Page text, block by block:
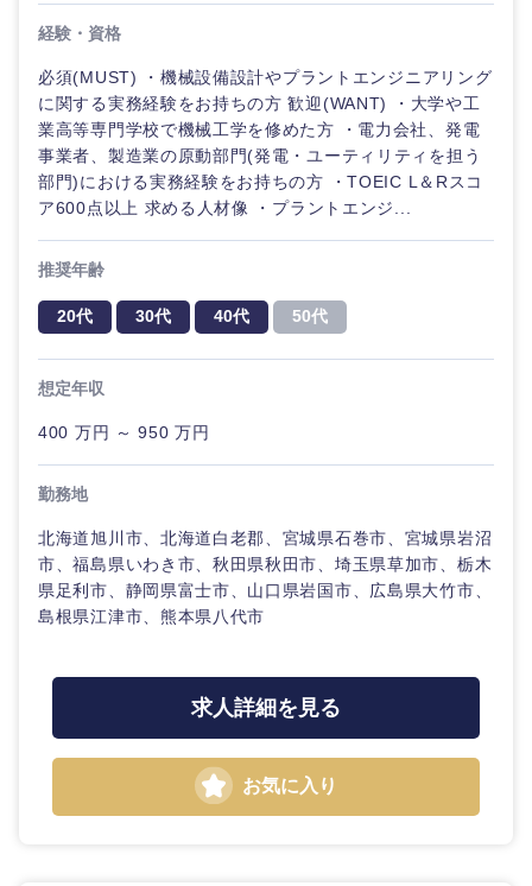
経験・資格
必須(MUST) ・機械設備設計やプラントエンジニアリング
に関する実務経験をお持ちの方 歓迎(WANT) ・大学や工
業高等専門学校で機械工学を修めた方 ・電力会社、発電
事業者、製造業の原動部門(発電・ユーティリティを担う
部門)における実務経験をお持ちの方 ・TOEIC L＆Rスコ
ア600点以上 求める人材像 ・プラントエンジ...
推奨年齢
20代 30代 40代 50代
想定年収
400 万円 ～ 950 万円
勤務地
北海道旭川市、北海道白老郡、宮城県石巻市、宮城県岩沼
市、福島県いわき市、秋田県秋田市、埼玉県草加市、栃木
県足利市、静岡県富士市、山口県岩国市、広島県大竹市、
島根県江津市、熊本県八代市
求人詳細を見る
お気に入り